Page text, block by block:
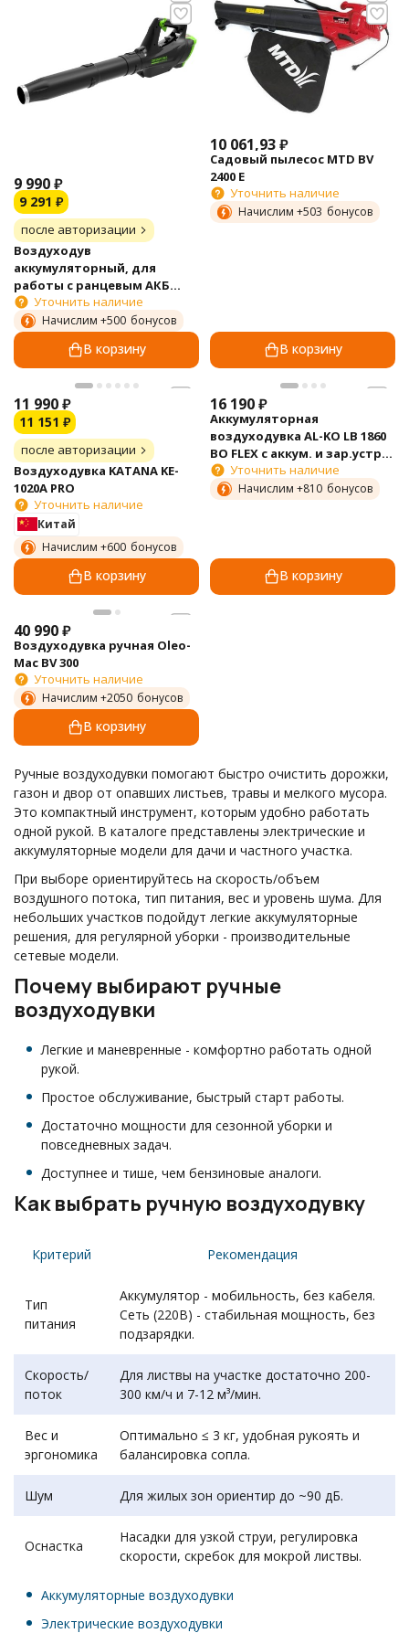
9 990₽
9 291 ₽
после авторизации
Воздуходув
аккумуляторный, для
работы с ранцевым АКБ
Greenworks Арт. 2407107, 82V,
бесщеточный, без АКБ и ЗУ
Уточнить наличие
Начислим +500 бонусов
В корзину
10 061,93₽
Садовый пылесос MTD BV
2400 E
Уточнить наличие
Начислим +503 бонусов
В корзину
11 990₽
11 151 ₽
после авторизации
Воздуходувка KATANA KE-
1020A PRO
Уточнить наличие
Китай
Начислим +600 бонусов
В корзину
16 190₽
Аккумуляторная
воздуходувка AL-KO LB 1860
BO FLEX с аккум. и зар.устр-
вомУточнить наличие
Начислим +810 бонусов
В корзину
40 990₽
Воздуходувка ручная Oleo-
Mac BV 300
Уточнить наличие
Начислим +2050 бонусов
В корзину
Ручные воздуходувки помогают быстро очистить дорожки,
газон и двор от опавших листьев, травы и мелкого мусора.
Это компактный инструмент, которым удобно работать
одной рукой. В каталоге представлены электрические и
аккумуляторные модели для дачи и частного участка.
При выборе ориентируйтесь на скорость/объем
воздушного потока, тип питания, вес и уровень шума. Для
небольших участков подойдут легкие аккумуляторные
решения, для регулярной уборки - производительные
сетевые модели.
Почему выбирают ручные
воздуходувки
Легкие и маневренные - комфортно работать одной
рукой.
Простое обслуживание, быстрый старт работы.
Достаточно мощности для сезонной уборки и
повседневных задач.
Доступнее и тише, чем бензиновые аналоги.
Как выбрать ручную воздуходувку
Критерий Рекомендация
Тип
питания
Аккумулятор - мобильность, без кабеля.
Сеть (220В) - стабильная мощность, без
подзарядки.
Скорость/
поток
Для листвы на участке достаточно 200-
300 км/ч и 7-12 м³/мин.
Вес и
эргономика
Оптимально ≤ 3 кг, удобная рукоять и
балансировка сопла.
Шум Для жилых зон ориентир до ~90 дБ.
Оснастка
Насадки для узкой струи, регулировка
скорости, скребок для мокрой листвы.
Аккумуляторные воздуходувки
Электрические воздуходувки